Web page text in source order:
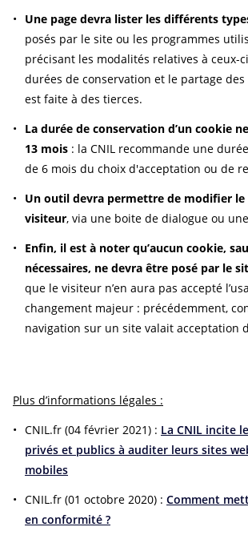
Une page devra lister les différents
posés par le site ou les programmes
précisant les modalités relatives à ceux-
durées de conservation et le partage
est faite à des tierces.
La durée de conservation d’un cookie
13 mois : la CNIL recommande une
de 6 mois du choix d'acceptation ou de
Un outil devra permettre de modifier
visiteur, via une boite de dialogue ou
Enfin, il est à noter qu’aucun cookie,
nécessaires, ne devra être posé par le
que le visiteur n’en aura pas accepté
changement majeur : précédemment,
navigation sur un site valait acceptation
Plus d’informations légales :
CNIL.fr (04 février 2021) : La CNIL incite
privés et publics à auditer leurs sites
mobiles
CNIL.fr (01 octobre 2020) : Comment
en conformité ?